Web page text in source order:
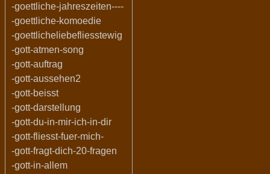
-goettliche-jahreszeiten----
-goettliche-komoedie
-goettlicheliebefliesstewig
-gott-atmen-song
-gott-auftrag
-gott-aussehen2
-gott-beisst
-gott-darstellung
-gott-du-in-mir-ich-in-dir
-gott-fliesst-fuer-mich-
-gott-fragt-dich-20-fragen
-gott-in-allem